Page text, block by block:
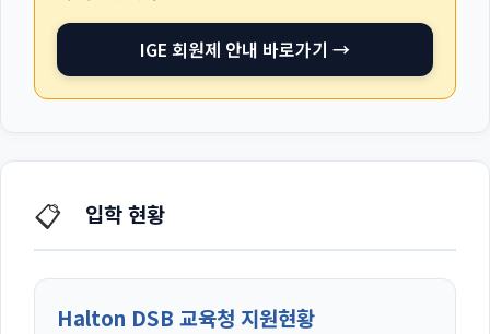
IGE 회원제 안내 바로가기 →
📋 입학 현황
Halton DSB 교육청 지원현황